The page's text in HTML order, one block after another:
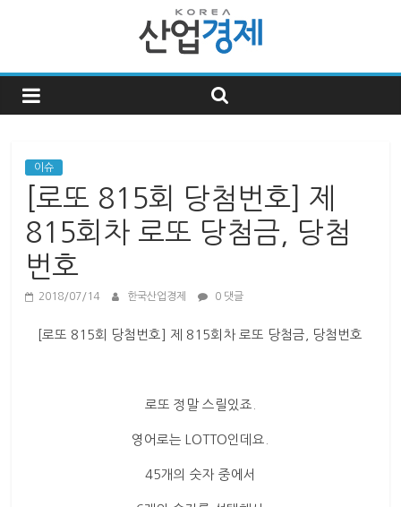
한
국
산
업
경
제
이슈
[로또 815회 당첨번호] 제
815회차 로또 당첨금, 당첨
번호
2018/07/14 한국산업경제 0 댓글
[로또 815회 당첨번호] 제 815회차 로또 당첨금, 당첨번호
로또 정말 스릴있죠.
영어로는 LOTTO인데요.
45개의 숫자 중에서